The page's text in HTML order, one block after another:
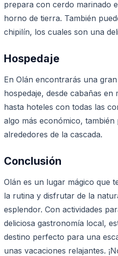
prepara con cerdo marinado
horno de tierra. También
chipilín, los cuales son una
Hospedaje
En Olán encontrarás una
hospedaje, desde cabañas en
hasta hoteles con todas las
algo más económico,
alrededores de la cascada.
Conclusión
Olán es un lugar mágico que
la rutina y disfrutar de la
esplendor. Con actividades
deliciosa gastronomía local,
destino perfecto para una
unas vacaciones relajantes.